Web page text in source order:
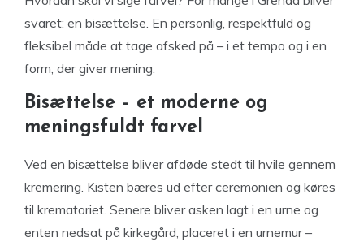
svaret: en bisættelse. En personlig, respektfuld og
fleksibel måde at tage afsked på – i et tempo og i en
form, der giver mening.
Bisættelse – et moderne og
meningsfuldt farvel
Ved en bisættelse bliver afdøde stedt til hvile gennem
kremering. Kisten bæres ud efter ceremonien og køres
til krematoriet. Senere bliver asken lagt i en urne og
enten nedsat på kirkegård, placeret i en urnemur –